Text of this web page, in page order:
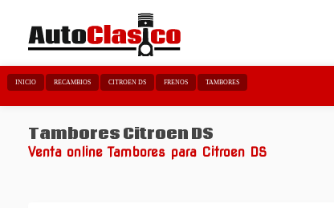
INICIO RECAMBIOS CITROEN DS FRENOS TAMBORES
Tambores Citroen DS
Venta online Tambores para Citroen DS